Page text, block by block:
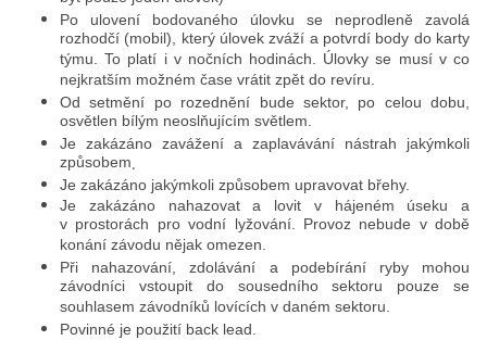
Po ulovení bodovaného úlovku se neprodleně zavolá
rozhodčí (mobil), který úlovek zváží a potvrdí body do karty
týmu. To platí i v nočních hodinách. Úlovky se musí v co
nejkratším možném čase vrátit zpět do revíru.
Od setmění po rozednění bude sektor, po celou dobu,
osvětlen bílým neoslňujícím světlem.
Je zakázáno zavážení a zaplavávání nástrah jakýmkoli
způsobem.
Je zakázáno jakýmkoli způsobem upravovat břehy.
Je zakázáno nahazovat a lovit v hájeném úseku a
v prostorách pro vodní lyžování. Provoz nebude v době
konání závodu nějak omezen.
Při nahazování, zdolávání a podebírání ryby mohou
závodníci vstoupit do sousedního sektoru pouze se
souhlasem závodníků lovících v daném sektoru.
Povinné je použití back lead.